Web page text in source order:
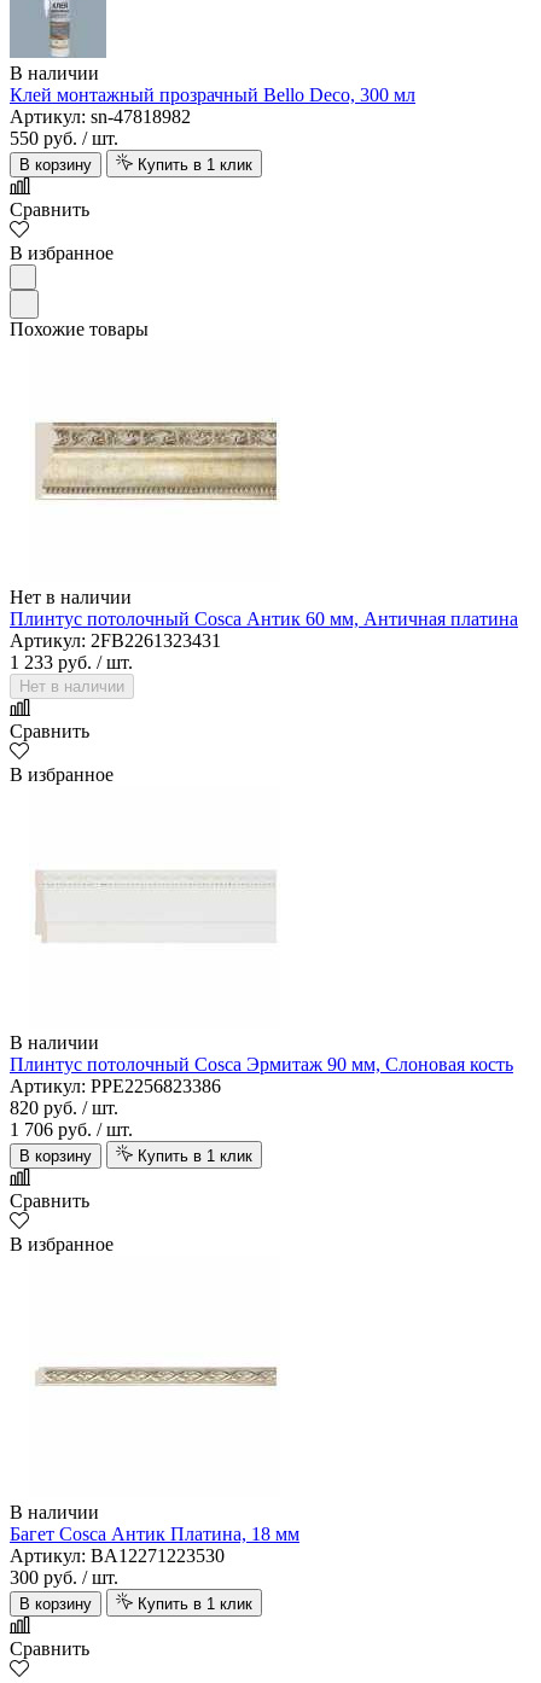
В наличии
Клей монтажный прозрачный Bello Deco, 300 мл
Артикул: sn-47818982
550 руб. / шт.
В корзину Купить в 1 клик
Сравнить
В избранное
Похожие товары
Нет в наличии
Плинтус потолочный Cosca Антик 60 мм, Античная платина
Артикул: 2FB2261323431
1 233 руб. / шт.
Нет в наличии
Сравнить
В избранное
В наличии
Плинтус потолочный Cosca Эрмитаж 90 мм, Слоновая кость
Артикул: PPE2256823386
820 руб. / шт.
1 706 руб. / шт.
В корзину Купить в 1 клик
Сравнить
В избранное
В наличии
Багет Cosca Антик Платина, 18 мм
Артикул: BA12271223530
300 руб. / шт.
В корзину Купить в 1 клик
Сравнить